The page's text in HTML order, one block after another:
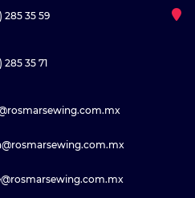
285 35 59
285 35 71